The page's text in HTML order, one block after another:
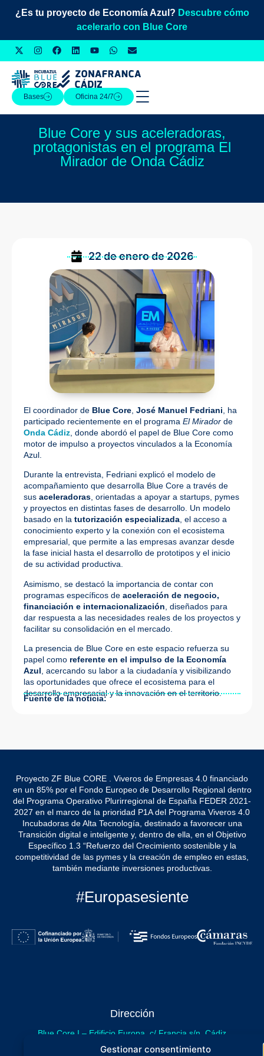
Gestionar consentimiento
¿Es tu proyecto de Economía Azul? Descubre cómo
acelerarlo con Blue Core
Bases Oficina 24/7
Blue Core y sus aceleradoras,
protagonistas en el programa El
Mirador de Onda Cádiz
22 de enero de 2026
El coordinador de Blue Core José Manuel Fedriani , ha
participado recientemente en el programa El Mirador de
Onda Cádiz , donde abordó el papel de Blue Core como
motor de impulso a proyectos vinculados a la Economía
Azul.
Durante la entrevista, Fedriani explicó el modelo de
acompañamiento que desarrolla Blue Core a través de
sus aceleradoras, orientadas a apoyar a startups, pymes
y proyectos en distintas fases de desarrollo. Un modelo
basado en la tutorización especializada, el acceso a
conocimiento experto y la conexión con el ecosistema
empresarial, que permite a las empresas avanzar desde
la fase inicial hasta el desarrollo de prototipos y el inicio
de su actividad productiva.
Asimismo, se destacó la importancia de contar con
programas específicos de aceleración de negocio,
financiación e internacionalización , diseñados para
dar respuesta a las necesidades reales de los proyectos y
facilitar su consolidación en el mercado.
La presencia de Blue Core en este espacio refuerza su
papel como referente en el impulso de la Economía
Azul , acercando su labor a la ciudadanía y visibilizando
las oportunidades que ofrece el ecosistema para el
desarrollo empresarial y la innovación en el territorio.
Fuente de la noticia:
Proyecto ZF Blue CORE . Viveros de Empresas 4.0 financiado
en un 85% por el Fondo Europeo de Desarrollo Regional dentro
del Programa Operativo Plurirregional de España FEDER 2021-
2027 en el marco de la prioridad P1A del Programa Viveros 4.0
Incubadoras de Alta Tecnología, destinado a favorecer una
Transición digital e inteligente y, dentro de ella, en el Objetivo
Específico 1.3 “Refuerzo del Crecimiento sostenible y la
competitividad de las pymes y la creación de empleo en estas,
también mediante inversiones productivas.
#Europasesiente
Dirección
Blue Core I – Edificio Europa, c/ Francia s/n. Cádiz
sede provisional de Blue Core - Incubazul